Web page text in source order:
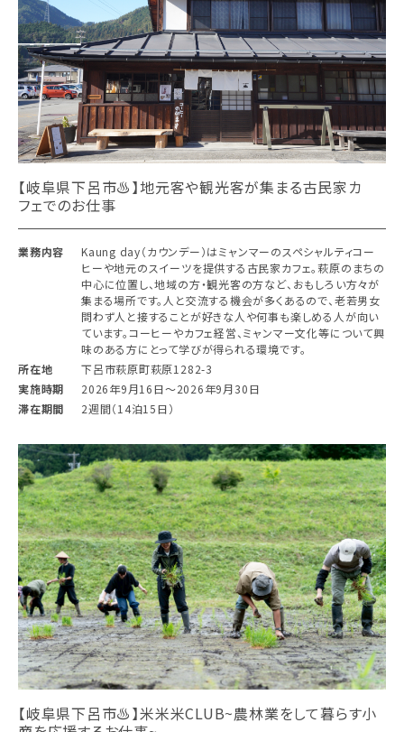
【岐阜県下呂市♨︎】地元客や観光客が集まる古民家カ
フェでのお仕事
業務内容
Kaung day（カウンデー）はミャンマーのスペシャルティコー
ヒーや地元のスイーツを提供する古民家カフェ。萩原のまちの
中心に位置し、地域の方・観光客の方など、おもしろい方々が
集まる場所です。人と交流する機会が多くあるので、老若男女
問わず人と接することが好きな人や何事も楽しめる人が向い
ています。コーヒーやカフェ経営、ミャンマー文化等について興
味のある方にとって学びが得られる環境です。
所在地
下呂市萩原町萩原1282-3
実施時期
2026年9月16日〜2026年9月30日
滞在期間
2週間（14泊15日）
【岐阜県下呂市♨︎】米米米CLUB~農林業をして暮らす小